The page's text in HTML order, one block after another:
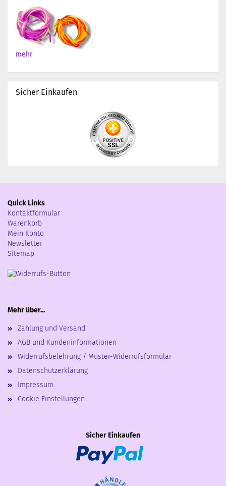
mehr
Sicher Einkaufen
Quick Links
Kontaktformular
Warenkorb
Mein Konto
Newsletter
Sitemap
Mehr über...
Zahlung und Versand
AGB und Kundeninformationen
Widerrufsbelehrung / Muster-Widerrufsformular
Datenschutzerklärung
Impressum
Cookie Einstellungen
Sicher Einkaufen